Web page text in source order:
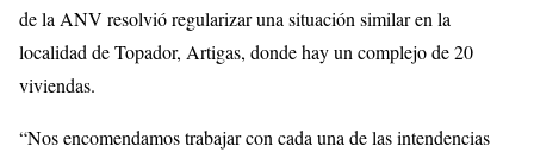
de la ANV resolvió regularizar una situación similar en la
localidad de Topador, Artigas, donde hay un complejo de 20
viviendas.
“Nos encomendamos trabajar con cada una de las intendencias